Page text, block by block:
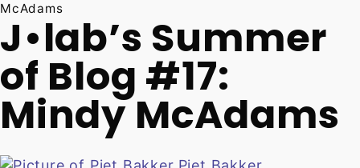
McAdams
J•lab’s Summer
of Blog #17:
Mindy McAdams